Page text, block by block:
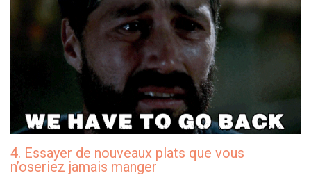
4. Essayer de nouveaux plats que vous
n’oseriez jamais manger